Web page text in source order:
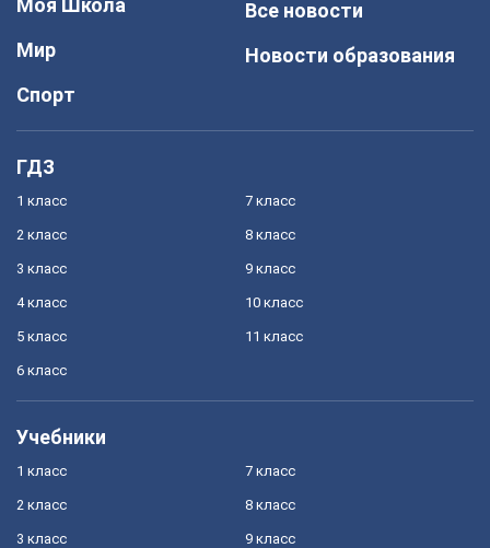
Моя Школа
Мир
Спорт
Все новости
Новости образования
ГДЗ
1 класс
2 класс
3 класс
4 класс
5 класс
6 класс
7 класс
8 класс
9 класс
10 класс
11 класс
Учебники
1 класс
2 класс
3 класс
7 класс
8 класс
9 класс